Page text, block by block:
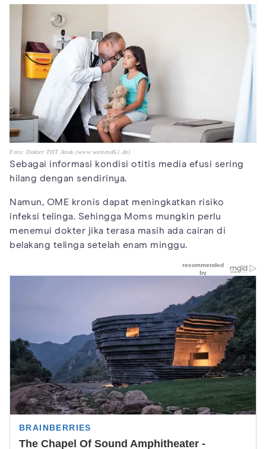
Foto: Dokter THT Anak (www.westend61.de)
Sebagai informasi kondisi otitis media efusi sering
hilang dengan sendirinya.
Namun, OME kronis dapat meningkatkan risiko
infeksi telinga. Sehingga Moms mungkin perlu
menemui dokter jika terasa masih ada cairan di
belakang telinga setelah enam minggu.